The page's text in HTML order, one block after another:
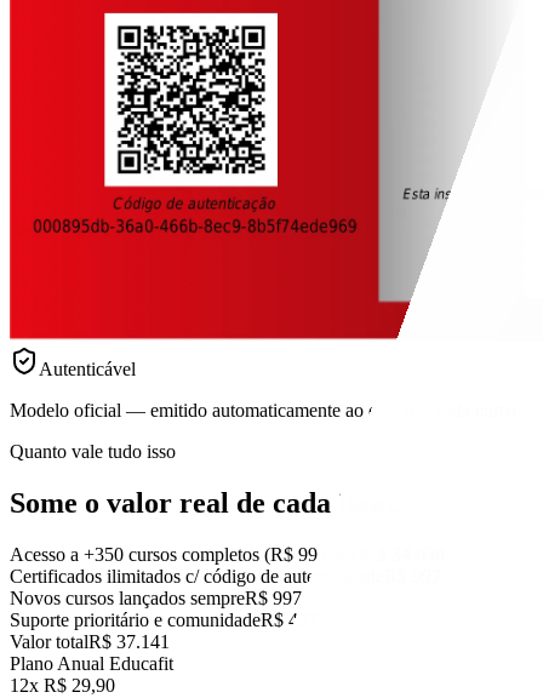
Autenticável
Modelo oficial — emitido automaticamente ao concluir cada curso.
Quanto vale tudo isso
Some o valor real de cada item.
Acesso a +350 cursos completos (R$ 99 cada)
Certificados ilimitados c/ código de autenticidade
Novos cursos lançados sempreR$ 997
Suporte prioritário e comunidadeR$ 497
Valor totalR$ 37.141
Plano Anual Educafit
12x R$ 29,90